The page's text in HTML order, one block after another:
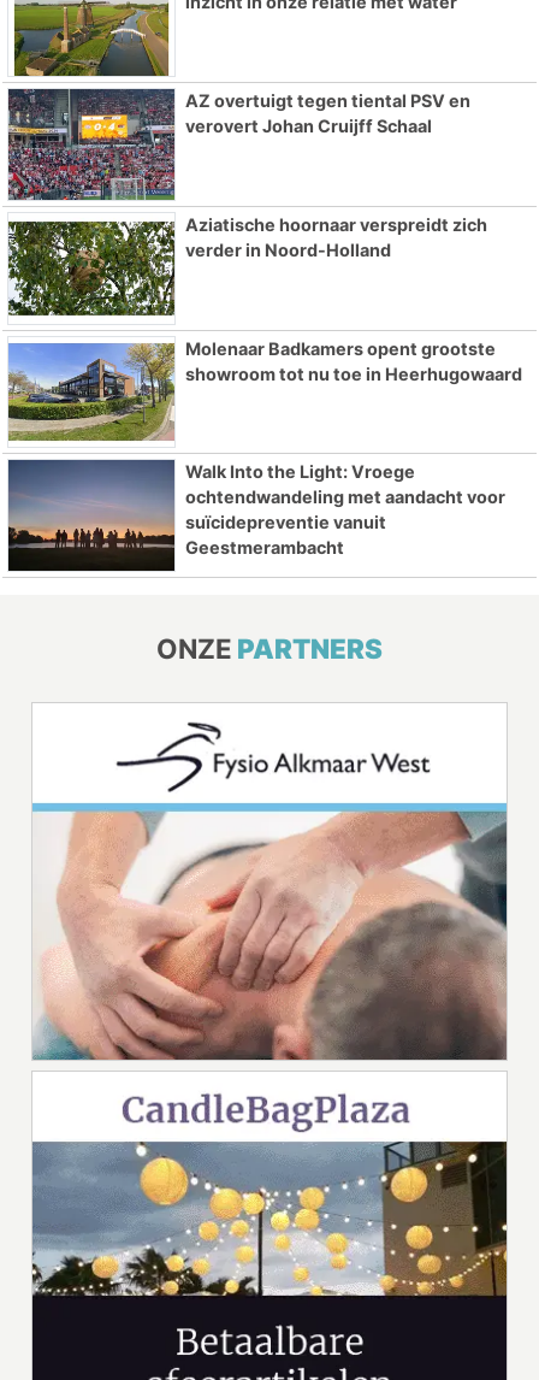
AZ overtuigt tegen tiental PSV en
verovert Johan Cruijff Schaal
Aziatische hoornaar verspreidt zich
verder in Noord-Holland
Molenaar Badkamers opent grootste
showroom tot nu toe in Heerhugowaard
Walk Into the Light: Vroege
ochtendwandeling met aandacht voor
suïcidepreventie vanuit
Geestmerambacht
ONZE PARTNERS